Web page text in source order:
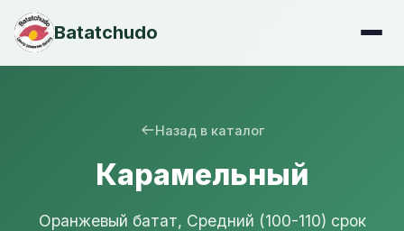
Batatchudo
Назад в каталог
Карамельный
Оранжевый батат, Средний (100-110) срок